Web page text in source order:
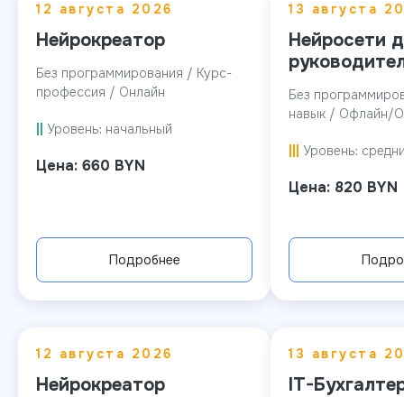
12 августа 2026
Нейрокреатор
Без программирования / Курс-
профессия / Онлайн
Уровень: начальный
Цена: 660 BYN
Подробнее
13 августа
Нейросети
Без
навык / Офлайн/
Уровень:
Цена: 820 BYN
12 августа 2026
Нейрокреатор
13 августа
IT-